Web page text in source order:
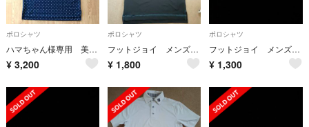
ポロシャツ
ハマちゃん様専用 美品 メンズ FootJoy ポロシャツ
¥ 3,200
ポロシャツ
フットジョイ メンズ ポロシャツ
¥ 1,800
ポロシャツ
フットジョイ メンズ ポロシャツ
¥ 1,300